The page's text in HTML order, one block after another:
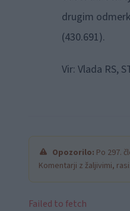
drugim
(430.691).
Vir: Vlada RS,
Opozorilo: Po 297.
Komentarji z žaljivimi,
Failed to fetch